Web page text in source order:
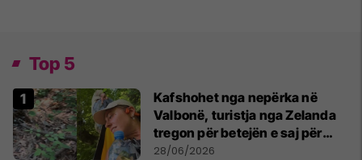
Top 5
Kafshohet nga nepërka në
Valbonë, turistja nga Zelanda
tregon për betejën e saj për
mbijetesë
28/06/2026